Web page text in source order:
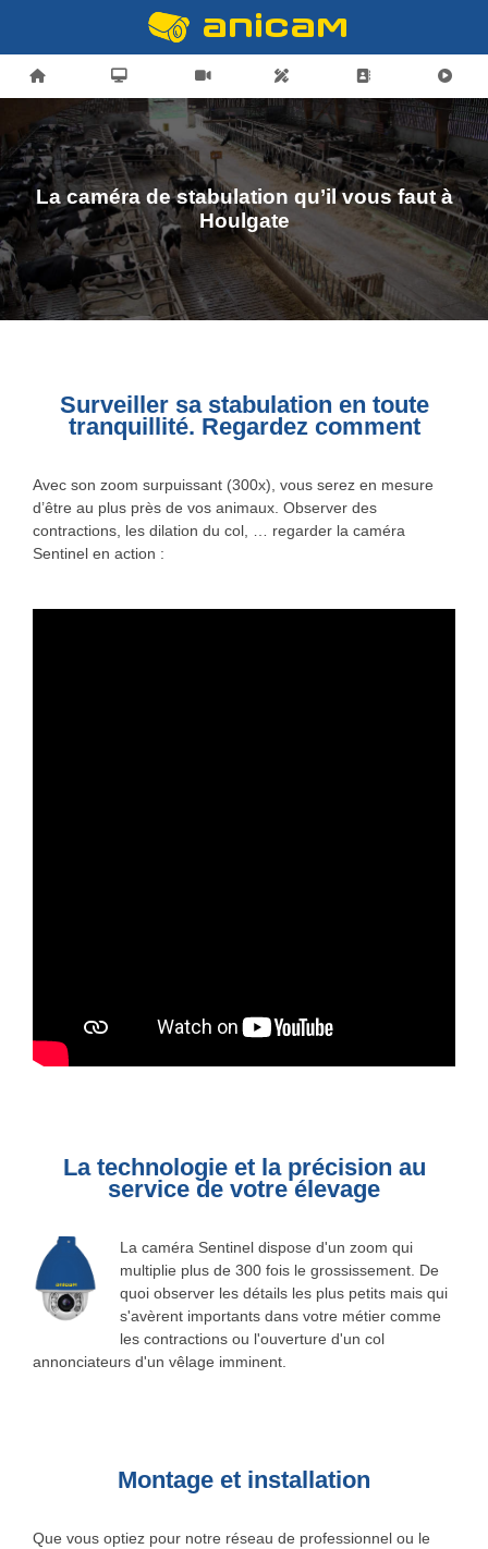
La caméra de stabulation qu’il vous faut à
Houlgate
Surveiller sa stabulation en toute
tranquillité. Regardez comment
Avec son zoom surpuissant (300x), vous serez en mesure
d’être au plus près de vos animaux. Observer des
contractions, les dilation du col, … regarder la caméra
Sentinel en action :
La technologie et la précision au
service de votre élevage
La caméra Sentinel dispose d'un zoom qui
multiplie plus de 300 fois le grossissement. De
quoi observer les détails les plus petits mais qui
s'avèrent importants dans votre métier comme
les contractions ou l'ouverture d'un col
annonciateurs d'un vêlage imminent.
Montage et installation
Que vous optiez pour notre réseau de professionnel ou le